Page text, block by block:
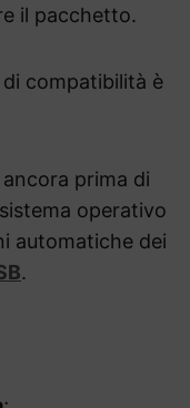
il pacchetto.
compatibilità è
prima di
operativo
automatiche dei
.